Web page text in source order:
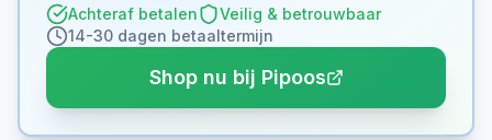
Achteraf betalen
Veilig & betrouwbaar
14-30 dagen betaaltermijn
Shop nu bij Pipoos